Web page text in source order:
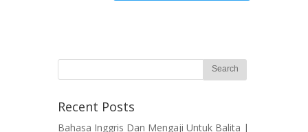
Recent Posts
Bahasa Inggris Dan Mengaji Untuk Balita |